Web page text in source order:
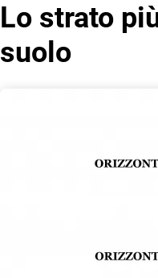
Lo strato
suolo